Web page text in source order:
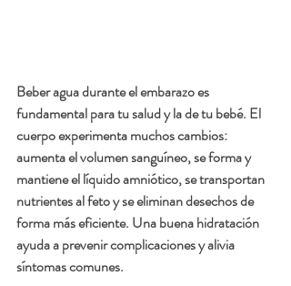
Beber agua durante el embarazo es
fundamental para tu salud y la de tu bebé. El
cuerpo experimenta muchos cambios:
aumenta el volumen sanguíneo, se forma y
mantiene el líquido amniótico, se transportan
nutrientes al feto y se eliminan desechos de
forma más eficiente. Una buena hidratación
ayuda a prevenir complicaciones y alivia
síntomas comunes.